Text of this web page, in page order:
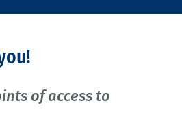
of access to